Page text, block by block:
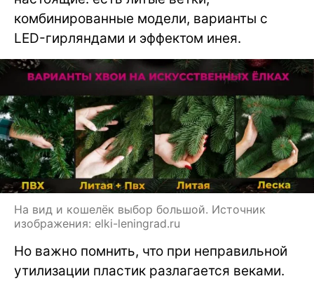
комбинированные модели, варианты с
LED-гирляндами и эффектом инея.
На вид и кошелёк выбор большой. Источник
изображения: elki-leningrad.ru
Но важно помнить, что при неправильной
утилизации пластик разлагается веками.